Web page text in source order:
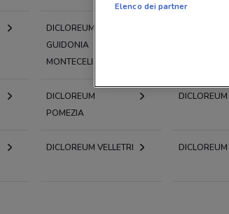
DICLOREUM
GUIDONIA
MONTECELIO
DICLOREUM
POMEZIA
DICLOREUM VELLETRI
Elenco dei partner